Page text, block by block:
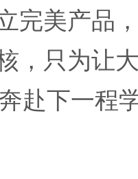
完美产品
，只为让
赴下一程